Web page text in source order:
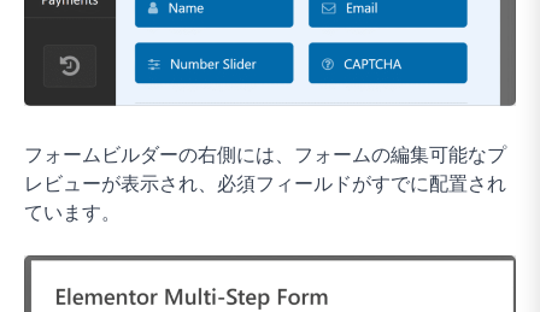
フォームビルダーの右側には、フォームの編集可能なプ
レビューが表示され、必須フィールドがすでに配置され
ています。